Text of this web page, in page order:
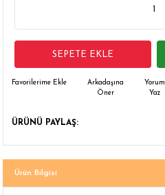
SEPETE EKLE
Arkadaşına
Öner
Yorum
Yaz
ÜRÜNÜ PAYLAŞ:
Ürün Bilgisi